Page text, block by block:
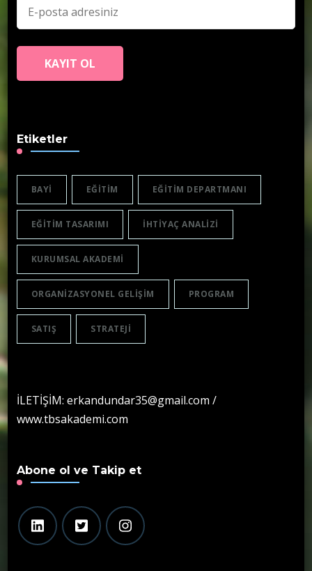
Etiketler
BAYI EĞITIM EĞITIM DEPARTMANI
EĞITIM TASARIMI IHTIYAÇ ANALIZI
KURUMSAL AKADEMI
ORGANIZASYONEL GELIŞIM PROGRAM
SATIŞ STRATEJI
İLETİŞİM: erkandundar35@gmail.com /
www.tbsakademi.com
Abone ol ve Takip et